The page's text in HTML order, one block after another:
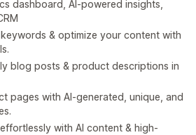
dashboard, AI-powered insights,
& optimize your content with
blog posts & product descriptions in
pages with AI-generated, unique, and
with AI content & high-